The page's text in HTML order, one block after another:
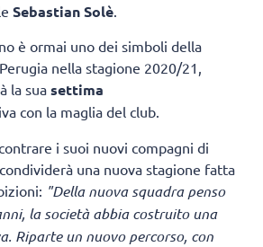
Sebastian Solè
è ormai uno dei simboli della
nella stagione 2020/21,
la sua settima
con la maglia del club.
i suoi nuovi compagni di
una nuova stagione fatta
"Della nuova squadra penso
la società abbia costruito una
Riparte un nuovo percorso, con